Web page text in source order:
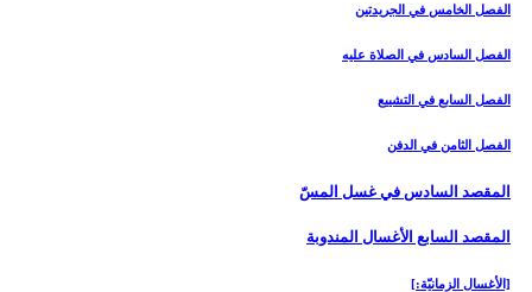
الفصل الخامس في الجريدتين
الفصل السادس في الصلاة عليه
الفصل السابع في التشييع
الفصل الثامن في الدفن
المقصد السادس في غسل المسّ‏
المقصد السابع الأغسال المندوبة
[الأغسال الزمانيّة:]